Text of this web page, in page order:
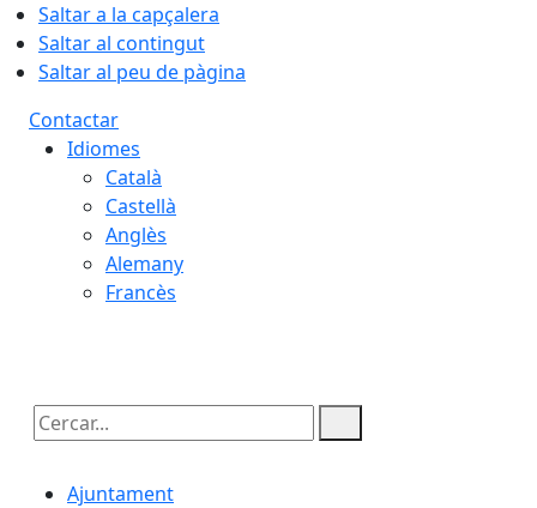
Saltar a la capçalera
Saltar al contingut
Saltar al peu de pàgina
Contactar
Idiomes
Català
Castellà
Anglès
Alemany
Francès
Cercar:
Ajuntament